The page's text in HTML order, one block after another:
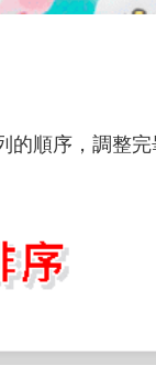
順序，調整完